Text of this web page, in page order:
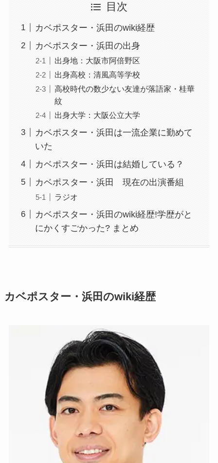
目次
カベポスター・浜田のwiki経歴
カベポスター・浜田の出身
出身地：大阪市阿倍野区
出身高校：清風高等学校
高校時代の数少ない友達が落語家・桂華
紋
出身大学：大阪公立大学
カベポスター・浜田は一流企業に勤めて
いた
カベポスター・浜田は結婚している？
カベポスター・浜田 現在の出演番組
ラジオ
カベポスター・浜田のwiki経歴!学歴がと
にかくすごかった? まとめ
カベポスター・浜田のwiki経歴